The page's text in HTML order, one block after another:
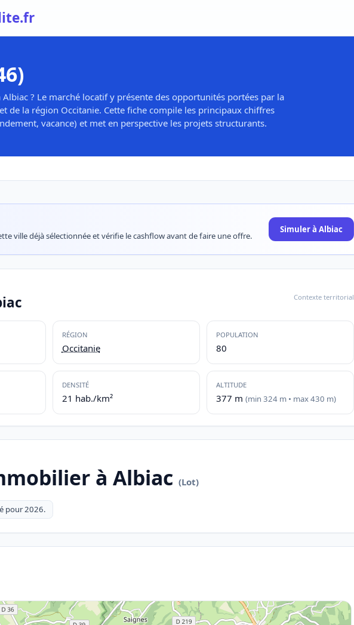
? Le marché locatif y présente des opportunités portées par la
de la région Occitanie. Cette fiche compile les principaux chiffres
vacance) et met en perspective les projets structurants.
ville déjà sélectionnée et vérifie le cashflow avant de faire une offre.
Simuler à Albiac
Contexte territorial
RÉGION
Occitanie
POPULATION
80
DENSITÉ
21 hab./km²
ALTITUDE
377 m (min 324 m • max 430 m)
à Albiac (Lot)
pour 2026.